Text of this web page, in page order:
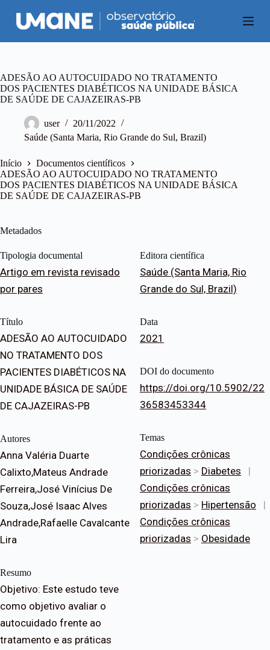
P
u
a
a
r
a
e
ú
d
o
ADESÃO AO AUTOCUIDADO NO TRATAMENTO
DOS PACIENTES DIABÉTICOS NA UNIDADE BÁSICA
DE SAÚDE DE CAJAZEIRAS-PB
user
20/11/2022
Saúde (Santa Maria, Rio Grande do Sul, Brazil)
Início
Documentos científicos
ADESÃO AO AUTOCUIDADO NO TRATAMENTO
DOS PACIENTES DIABÉTICOS NA UNIDADE BÁSICA
DE SAÚDE DE CAJAZEIRAS-PB
Metadados
Tipologia documental
Artigo em revista revisado
por pares
Título
ADESÃO AO AUTOCUIDADO
NO TRATAMENTO DOS
PACIENTES DIABÉTICOS NA
UNIDADE BÁSICA DE SAÚDE
DE CAJAZEIRAS-PB
Autores
Anna Valéria Duarte
Calixto,Mateus Andrade
Ferreira,José Vinícius De
Souza,José Isaac Alves
Andrade,Rafaelle Cavalcante
Lira
Resumo
Objetivo: Este estudo teve
como objetivo avaliar o
autocuidado frente ao
tratamento e as práticas
Editora científica
Saúde (Santa Maria, Rio
Grande do Sul, Brazil)
Data
2021
DOI do documento
https://doi.org/10.5902/22
36583453344
Temas
Condições crônicas
priorizadas > Diabetes
|
Condições crônicas
priorizadas > Hipertensão
|
Condições crônicas
priorizadas > Obesidade